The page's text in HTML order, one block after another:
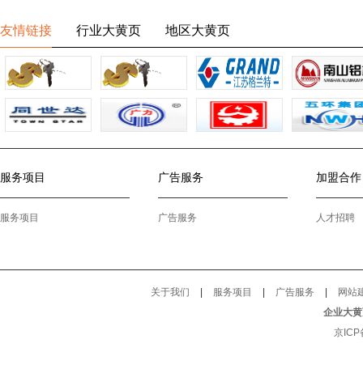
友情链接 行业大黄页 地区大黄页
服务项目
服务项目
广告服务
广告服务
加盟合作
人才招聘
关于我们 | 服务项目 | 广告服务 |
网站
企业大
京ICP